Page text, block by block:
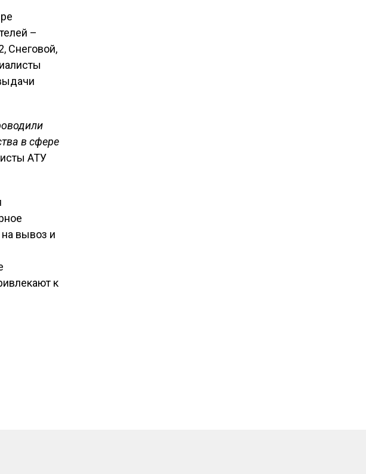
–
Снеговой,
в сфере
АТУ
вывоз и
к